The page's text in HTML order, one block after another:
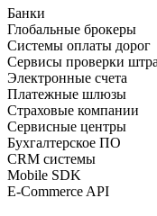
Банки
Глобальные брокеры
Системы оплаты дорог
Сервисы проверки
Электронные счета
Платежные шлюзы
Страховые компании
Сервисные центры
Бухгалтерское ПО
CRM системы
Mobile SDK
E-Commerce API